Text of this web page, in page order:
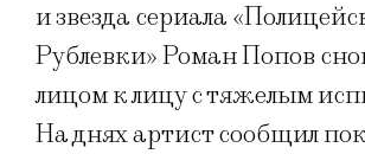
и звезда сериала
Рублевки» Роман Попов
лицом к лицу с тяжелым
На днях артист сообщил